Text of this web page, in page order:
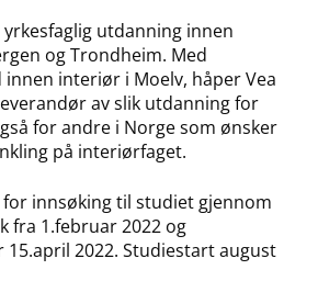
utdanning innen
og Trondheim. Med
interiør i Moelv, håper Vea
av slik utdanning for
for andre i Norge som ønsker
på interiørfaget.
innsøking til studiet gjennom
fra 1.februar 2022 og
2022. Studiestart august